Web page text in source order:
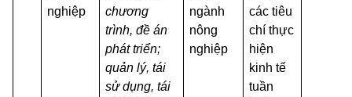
nghiệp
chương
trình, đề án
phát triển;
quản lý, tái
sử dụng, tái
ngành
nông
nghiệp
các tiêu
chí thực
hiện
kinh tế
tuần